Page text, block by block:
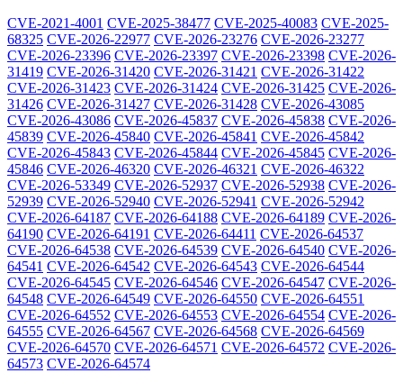
CVE-2021-4001 CVE-2025-38477 CVE-2025-40083 CVE-2025-
68325 CVE-2026-22977 CVE-2026-23276 CVE-2026-23277
CVE-2026-23396 CVE-2026-23397 CVE-2026-23398 CVE-2026-
31419 CVE-2026-31420 CVE-2026-31421 CVE-2026-31422
CVE-2026-31423 CVE-2026-31424 CVE-2026-31425 CVE-2026-
31426 CVE-2026-31427 CVE-2026-31428 CVE-2026-43085
CVE-2026-43086 CVE-2026-45837 CVE-2026-45838 CVE-2026-
45839 CVE-2026-45840 CVE-2026-45841 CVE-2026-45842
CVE-2026-45843 CVE-2026-45844 CVE-2026-45845 CVE-2026-
45846 CVE-2026-46320 CVE-2026-46321 CVE-2026-46322
CVE-2026-53349 CVE-2026-52937 CVE-2026-52938 CVE-2026-
52939 CVE-2026-52940 CVE-2026-52941 CVE-2026-52942
CVE-2026-64187 CVE-2026-64188 CVE-2026-64189 CVE-2026-
64190 CVE-2026-64191 CVE-2026-64411 CVE-2026-64537
CVE-2026-64538 CVE-2026-64539 CVE-2026-64540 CVE-2026-
64541 CVE-2026-64542 CVE-2026-64543 CVE-2026-64544
CVE-2026-64545 CVE-2026-64546 CVE-2026-64547 CVE-2026-
64548 CVE-2026-64549 CVE-2026-64550 CVE-2026-64551
CVE-2026-64552 CVE-2026-64553 CVE-2026-64554 CVE-2026-
64555 CVE-2026-64567 CVE-2026-64568 CVE-2026-64569
CVE-2026-64570 CVE-2026-64571 CVE-2026-64572 CVE-2026-
64573 CVE-2026-64574